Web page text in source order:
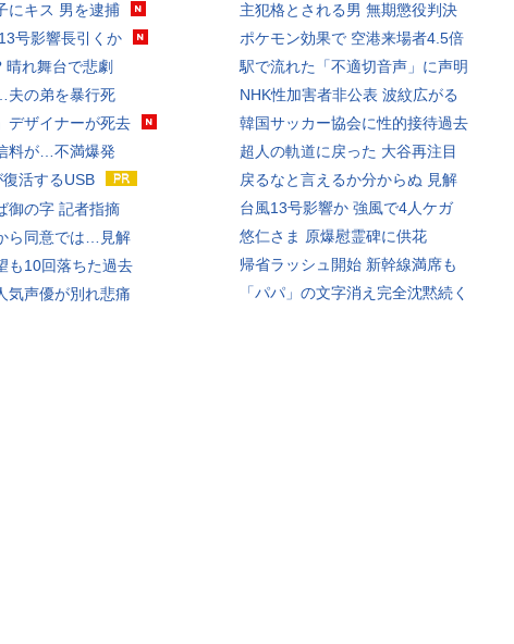
にキス 男を逮捕
号影響長引くか
れ舞台で悲劇
夫の弟を暴行死
デザイナーが死去
料が…不満爆発
活するUSB
御の字 記者指摘
ら同意では…見解
も10回落ちた過去
声優が別れ悲痛
主犯格とされる男 無期懲役判決
ポケモン効果で 空港来場者4.5倍
駅で流れた「不適切音声」に声明
NHK性加害者非公表 波紋広がる
韓国サッカー協会に性的接待過去
超人の軌道に戻った 大谷再注目
戻るなと言えるか分からぬ 見解
台風13号影響か 強風で4人ケガ
悠仁さま 原爆慰霊碑に供花
帰省ラッシュ開始 新幹線満席も
「パパ」の文字消え完全沈黙続く